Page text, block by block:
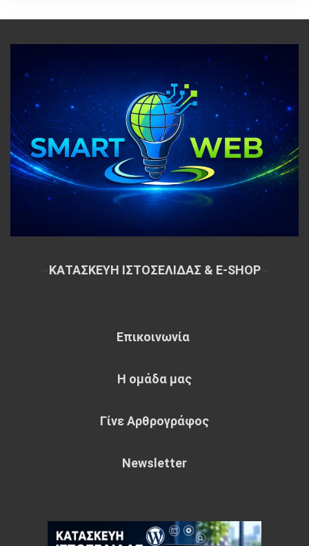
ΚΑΤΑΣΚΕΥΗ ΙΣΤΟΣΕΛΙΔΑΣ & E-SHOP~
Επικοινωνία
Η ομάδα μας
Γίνε Αρθρογράφος
Newsletter